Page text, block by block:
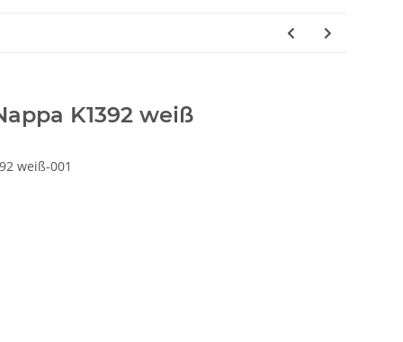
K1392 weiß
weiß-001